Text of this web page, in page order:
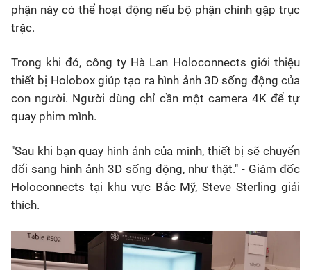
phận này có thể hoạt động nếu bộ phận chính gặp trục
trặc.
Trong khi đó, công ty Hà Lan Holoconnects giới thiệu
thiết bị Holobox giúp tạo ra hình ảnh 3D sống động của
con người. Người dùng chỉ cần một camera 4K để tự
quay phim mình.
"Sau khi bạn quay hình ảnh của mình, thiết bị sẽ chuyển
đổi sang hình ảnh 3D sống động, như thật." - Giám đốc
Holoconnects tại khu vực Bắc Mỹ, Steve Sterling giải
thích.